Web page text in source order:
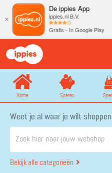
×
De ippies App
ippies.nl B.V.
Gratis - In Google Play
Home Sparen
Weet je al waar je wilt
Bekijk alle categorieën